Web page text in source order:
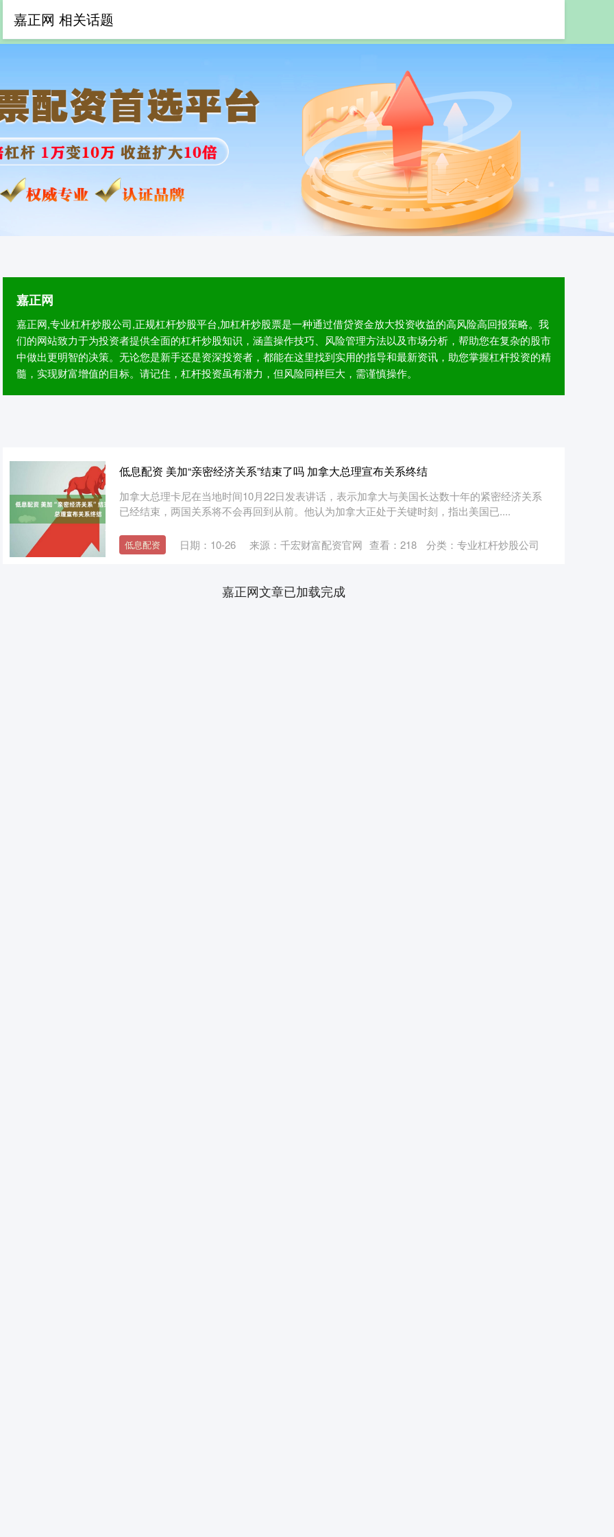
嘉正网 专业杠杆炒股公司
嘉正网
嘉正网,专业杠杆炒股公司,正规杠杆炒股平台,加杠杆炒股票是一种通过借贷资金放大投资收益的高风险高回报策略。我
们的网站致力于为投资者提供全面的杠杆炒股知识，涵盖操作技巧、风险管理方法以及市场分析，帮助您在复杂的股市
中做出更明智的决策。无论您是新手还是资深投资者，都能在这里找到实用的指导和最新资讯，助您掌握杠杆投资的精
髓，实现财富增值的目标。请记住，杠杆投资虽有潜力，但风险同样巨大，需谨慎操作。
嘉正网 相关话题
低息配资 美加“亲密经济关系”结束了吗 加拿大总理宣布关系终结
加拿大总理卡尼在当地时间10月22日发表讲话，表示加拿大与美国长达数十年的紧密经济关系
已经结束，两国关系将不会再回到从前。他认为加拿大正处于关键时刻，指出美国已....
低息配资 日期：10-26 来源：千宏财富配资官网 查看： 218 分类： 专业杠杆炒股公司
嘉正网文章已加载完成